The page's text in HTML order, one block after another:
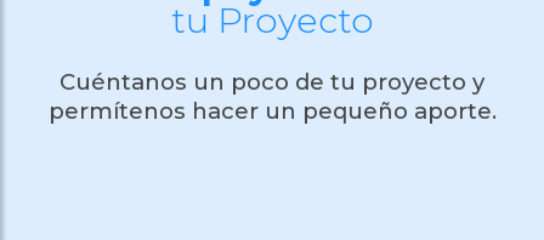
tu Proyecto
Cuéntanos un poco de tu proyecto y
permítenos hacer un pequeño aporte.